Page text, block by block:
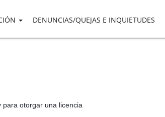
DENUNCIAS/QUEJAS E INQUIETUDES
otorgar una licencia